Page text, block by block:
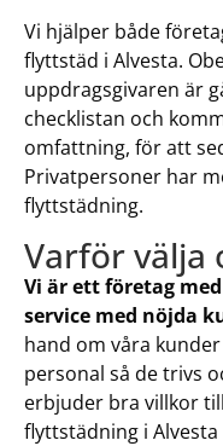
Vi hjälper både
flyttstäd i Alvesta.
uppdragsgivaren är
checklistan och
omfattning, för att
Privatpersoner har
flyttstädning.
Varför välja
Vi är ett företag
service med nöjda
hand om våra
personal så de trivs
erbjuder bra villkor
flyttstädning i